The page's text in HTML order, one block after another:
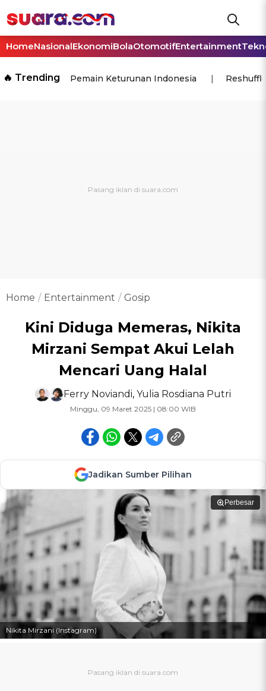
HomeNasionalEkonomiBolaOtomotifEntertainment
🔥 Trending Pemain Keturunan Indonesia
Home Entertainment Gosip
Kini Diduga Memeras, Nikita
Mirzani Sempat Akui Lelah
Mencari Uang Halal
Ferry Noviandi, Yulia Rosdiana Putri
Minggu, 09 Maret 2025 | 08:00 WIB
Jadikan Sumber Pilihan
Perbesar
Nikita Mirzani (Instagram)